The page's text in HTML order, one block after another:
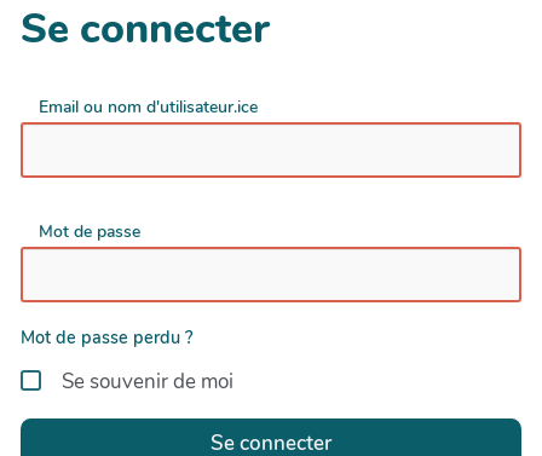
Se connecter
Email ou nom d'utilisateur.ice
Mot de passe
Mot de passe perdu ?
Se souvenir de moi
Se connecter